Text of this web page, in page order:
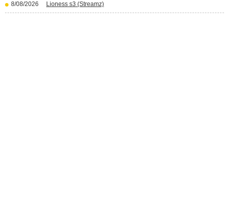
8/08/2026 Lioness s3 (Streamz)